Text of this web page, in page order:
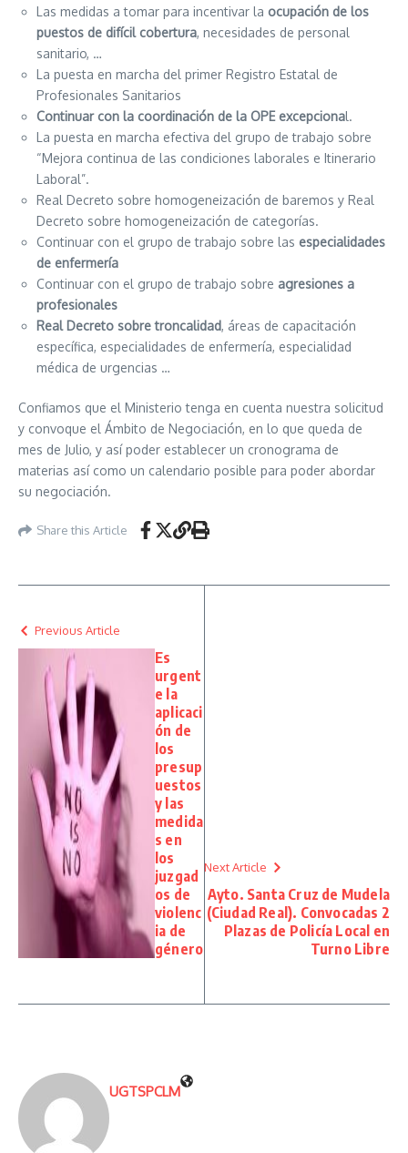
Las medidas a tomar para incentivar la ocupación de los
puestos de difícil cobertura, necesidades de personal
sanitario, …
La puesta en marcha del primer Registro Estatal de
Profesionales Sanitarios
Continuar con la coordinación de la OPE excepcional.
La puesta en marcha efectiva del grupo de trabajo sobre
“Mejora continua de las condiciones laborales e Itinerario
Laboral”.
Real Decreto sobre homogeneización de baremos y Real
Decreto sobre homogeneización de categorías.
Continuar con el grupo de trabajo sobre las especialidades
de enfermería
Continuar con el grupo de trabajo sobre agresiones a
profesionales
Real Decreto sobre troncalidad, áreas de capacitación
específica, especialidades de enfermería, especialidad
médica de urgencias …
Confiamos que el Ministerio tenga en cuenta nuestra solicitud
y convoque el Ámbito de Negociación, en lo que queda de
mes de Julio, y así poder establecer un cronograma de
materias así como un calendario posible para poder abordar
su negociación.
Share this Article
Previous Article
Es
urgent
e la
aplicaci
ón de
los
presup
uestos
y las
medida
s en
los
juzgad
os de
violenc
ia de
género
Next Article
Ayto. Santa Cruz de Mudela
(Ciudad Real). Convocadas 2
Plazas de Policía Local en
Turno Libre
UGTSPCLM